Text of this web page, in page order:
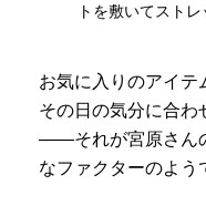
トを敷いてスト
お気に入りのアイテ
その日の気分に合わ
――それが宮原さん
なファクターのよう